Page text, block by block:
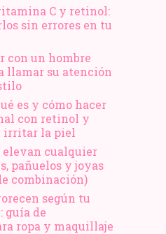
C y retinol:
sin errores en tu
con un hombre
llamar su atención
es y cómo hacer
con retinol y
irritar la piel
elevan cualquier
pañuelos y joyas
combinación)
según tu
guía de
ropa y maquillaje